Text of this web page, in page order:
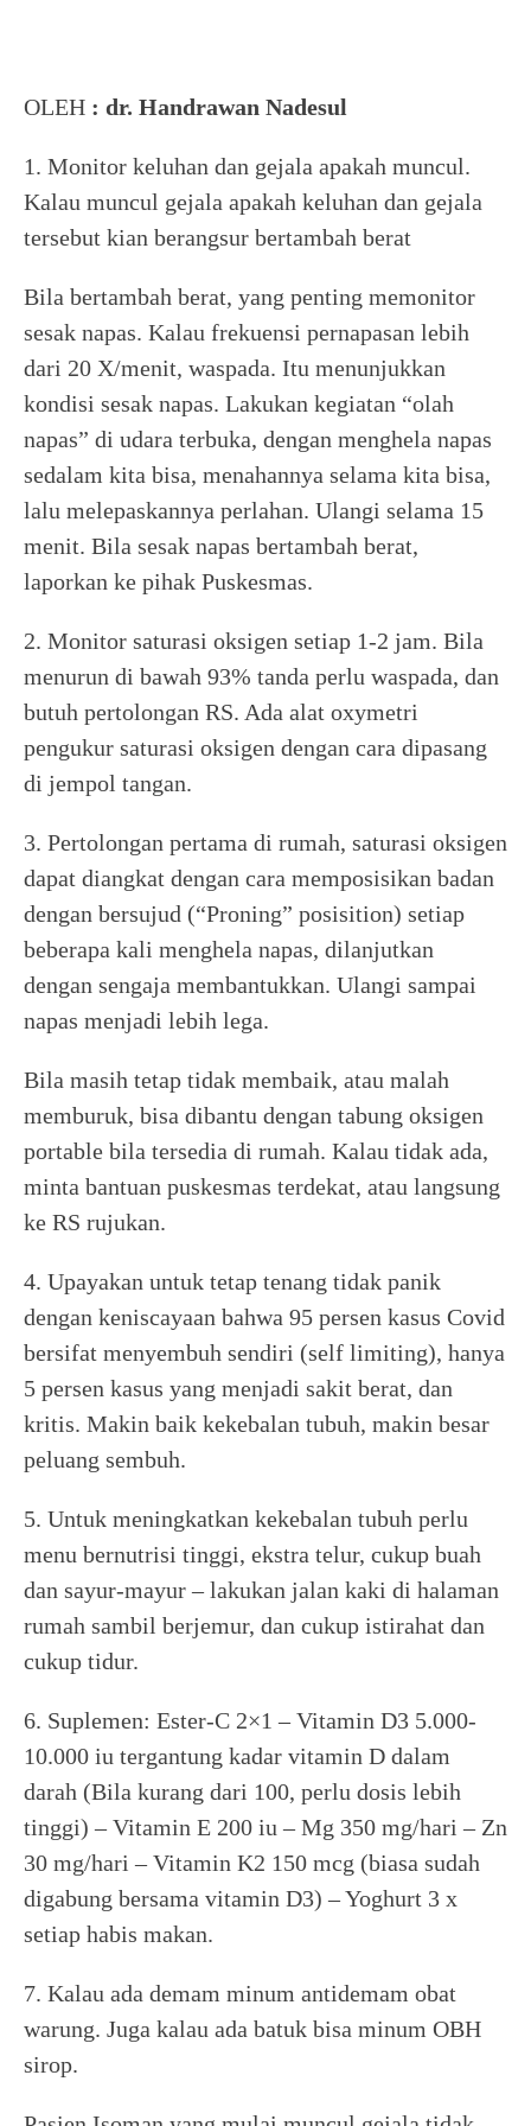
OLEH : dr. Handrawan Nadesul
1. Monitor keluhan dan gejala apakah muncul.
Kalau muncul gejala apakah keluhan dan gejala
tersebut kian berangsur bertambah berat
Bila bertambah berat, yang penting memonitor
sesak napas. Kalau frekuensi pernapasan lebih
dari 20 X/menit, waspada. Itu menunjukkan
kondisi sesak napas. Lakukan kegiatan “olah
napas” di udara terbuka, dengan menghela napas
sedalam kita bisa, menahannya selama kita bisa,
lalu melepaskannya perlahan. Ulangi selama 15
menit. Bila sesak napas bertambah berat,
laporkan ke pihak Puskesmas.
2. Monitor saturasi oksigen setiap 1-2 jam. Bila
menurun di bawah 93% tanda perlu waspada, dan
butuh pertolongan RS. Ada alat oxymetri
pengukur saturasi oksigen dengan cara dipasang
di jempol tangan.
3. Pertolongan pertama di rumah, saturasi oksigen
dapat diangkat dengan cara memposisikan badan
dengan bersujud (“Proning” posisition) setiap
beberapa kali menghela napas, dilanjutkan
dengan sengaja membantukkan. Ulangi sampai
napas menjadi lebih lega.
Bila masih tetap tidak membaik, atau malah
memburuk, bisa dibantu dengan tabung oksigen
portable bila tersedia di rumah. Kalau tidak ada,
minta bantuan puskesmas terdekat, atau langsung
ke RS rujukan.
4. Upayakan untuk tetap tenang tidak panik
dengan keniscayaan bahwa 95 persen kasus Covid
bersifat menyembuh sendiri (self limiting), hanya
5 persen kasus yang menjadi sakit berat, dan
kritis. Makin baik kekebalan tubuh, makin besar
peluang sembuh.
5. Untuk meningkatkan kekebalan tubuh perlu
menu bernutrisi tinggi, ekstra telur, cukup buah
dan sayur-mayur – lakukan jalan kaki di halaman
rumah sambil berjemur, dan cukup istirahat dan
cukup tidur.
6. Suplemen: Ester-C 2×1 – Vitamin D3 5.000-
10.000 iu tergantung kadar vitamin D dalam
darah (Bila kurang dari 100, perlu dosis lebih
tinggi) – Vitamin E 200 iu – Mg 350 mg/hari – Zn
30 mg/hari – Vitamin K2 150 mcg (biasa sudah
digabung bersama vitamin D3) – Yoghurt 3 x
setiap habis makan.
7. Kalau ada demam minum antidemam obat
warung. Juga kalau ada batuk bisa minum OBH
sirop.